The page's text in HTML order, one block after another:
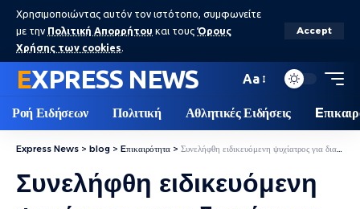
Χρησιμοποιώντας αυτόν τον ιστότοπο, συμφωνείτε
με την Πολιτική Απορρήτου και τους Όρους
Χρήσης των cookies.
Accept
EXPRESS NEWS Aa
Ροή Ειδήσεων Πολιτική Αθλητικές Ειδήσεις
Express News > blog > Eπικαιρότητα > Συνελήφθη ειδικευόμενη ψυχίατρος για διακίνηση ναρκωτικών ουσιών
Συνελήφθη ειδικευόμενη